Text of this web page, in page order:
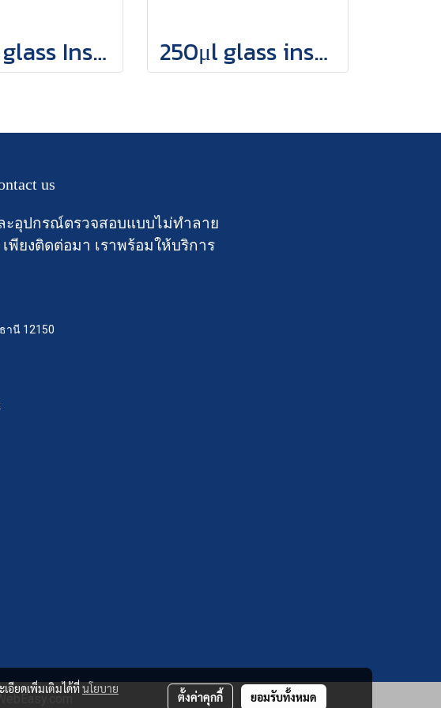
200µl glass Inserts with Polymer Feet 250μl glass inserts with polymer feet
us
ะอุปกรณ์ตรวจสอบแบบไม่ทำลาย
ยงติดต่อมา เราพร้อมให้บริการ
านี 12150
อียดเพิ่มเติมได้ที่นโยบาย
ตั้งค่าคุกกี้ ยอมรับทั้งหมด